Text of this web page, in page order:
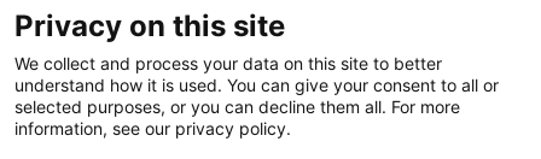
Links naar
Cybersecurity Community
Platform Integrale veiligheid
Privacy Expertise Centrum
Privacy on this site
We collect and process your data on this site to better
understand how it is used. You can give your consent to all or
selected purposes, or you can decline them all. For more
information, see our privacy policy.